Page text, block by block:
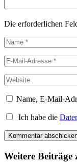
Die erforderlichen
Name, E-Mail-
Ich habe die
Weitere Beiträge